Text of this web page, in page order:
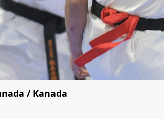
/ Kanada